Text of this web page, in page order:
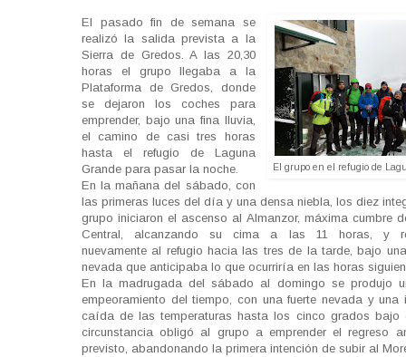
El grupo en el refugio de
El pasado fin de semana se
realizó la salida prevista a la
Sierra de Gredos. A las 20,30
horas el grupo llegaba a la
Plataforma de Gredos, donde
se dejaron los coches para
emprender, bajo una fina lluvia,
el camino de casi tres horas
hasta el refugio de Laguna
Grande para pasar la noche.
En la mañana del sábado, con
las primeras luces del día y una densa niebla, los diez
grupo iniciaron el ascenso al Almanzor, máxima cumbre
Central, alcanzando su cima a las 11 horas, y
nuevamente al refugio hacia las tres de la tarde, bajo
nevada que anticipaba lo que ocurriría en las horas
En la madrugada del sábado al domingo se produjo
empeoramiento del tiempo, con una fuerte nevada y una
caída de las temperaturas hasta los cinco grados bajo
circunstancia obligó al grupo a emprender el regreso
previsto, abandonando la primera intención de subir al